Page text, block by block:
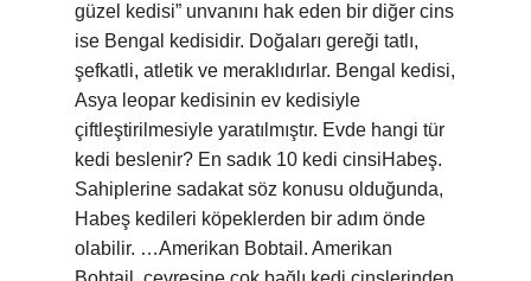
güzel kedisi” unvanını hak eden bir diğer cins
ise Bengal kedisidir. Doğaları gereği tatlı,
şefkatli, atletik ve meraklıdırlar. Bengal kedisi,
Asya leopar kedisinin ev kedisiyle
çiftleştirilmesiyle yaratılmıştır. Evde hangi tür
kedi beslenir? En sadık 10 kedi cinsiHabeş.
Sahiplerine sadakat söz konusu olduğunda,
Habeş kedileri köpeklerden bir adım önde
olabilir. …Amerikan Bobtail. Amerikan